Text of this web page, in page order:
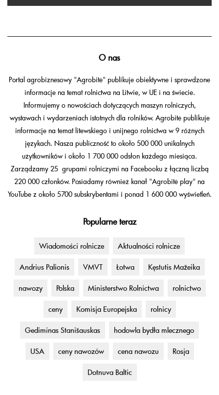
O nas
Portal agrobiznesowy "Agrobitė" publikuje obiektywne i sprawdzone
informacje na temat rolnictwa na Litwie, w UE i na świecie.
Informujemy o nowościach dotyczących maszyn rolniczych,
wystawach i wydarzeniach istotnych dla rolników. Agrobitė publikuje
informacje na temat litewskiego i unijnego rolnictwa w 9 różnych
językach. Nasza publiczność to około 500 000 unikalnych
użytkowników i około 1 700 000 odsłon każdego miesiąca.
Zarządzamy 25 grupami rolniczymi na Facebooku z łączną liczbą
220 000 członków. Posiadamy również kanał "Agrobitė play" na
YouTube z około 5700 subskrybentami i ponad 1 600 000 wyświetleń.
Popularne teraz
Wiadomości rolnicze Aktualności rolnicze
Andrius Palionis VMVT Łotwa Kęstutis Mažeika
nawozy Polska Ministerstwo Rolnictwa rolnictwo
ceny Komisja Europejska rolnicy
Gediminas Stanišauskas hodowla bydła mlecznego
USA ceny nawozów cena nawozu Rosja
Dotnuva Baltic